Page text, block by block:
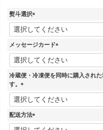
熨斗選択
(
必
須
メッセージカード
(
必
須
冷蔵便・冷凍便を同時に購入され
す。
(
必
須
配送方法
(